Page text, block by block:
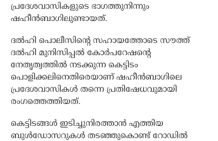
പ്രദേശവാസികളുടെ ഭാഗത്തുനിന്നും
ഷഹീന്‍ബാഗിലുണ്ടായത്.
ദല്‍ഹി പൊലീസിന്റെ സഹായത്തോടെ സൗത്ത്
ദല്‍ഹി മുനിസിപ്പല്‍ കോര്‍പറേഷന്റെ
നേതൃത്വത്തില്‍ നടക്കുന്ന കെട്ടിടം
പൊളിക്കലിനെതിരെയാണ് ഷഹീന്‍ബാഗിലെ
പ്രദേശവാസികള്‍ തന്നെ പ്രതിഷേധവുമായി
രംഗത്തെത്തിയത്.
കെട്ടിടങ്ങള്‍ ഇടിച്ചുനിരത്താന്‍ എത്തിയ
ബുള്‍ഡോസറുകള്‍ തടഞ്ഞുകൊണ്ട് റോഡില്‍